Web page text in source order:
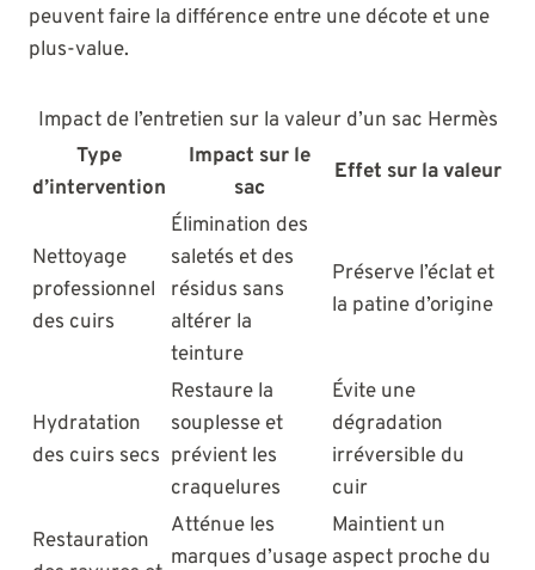
peuvent faire la différence entre une décote et une
plus-value.
Impact de l’entretien sur la valeur d’un sac Hermès
Type
d’intervention
Impact sur le
sac
Effet sur la valeur
Nettoyage
professionnel
des cuirs
Élimination des
saletés et des
résidus sans
altérer la
teinture
Préserve l’éclat et
la patine d’origine
Hydratation
des cuirs secs
Restaure la
souplesse et
prévient les
craquelures
Évite une
dégradation
irréversible du
cuir
Restauration
Atténue les
marques d’usage
Maintient un
aspect proche du